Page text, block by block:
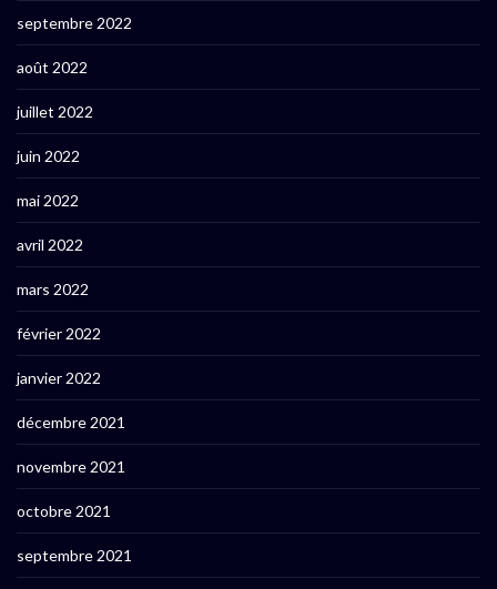
septembre 2022
août 2022
juillet 2022
juin 2022
mai 2022
avril 2022
mars 2022
février 2022
janvier 2022
décembre 2021
novembre 2021
octobre 2021
septembre 2021